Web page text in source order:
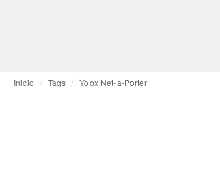
Inicio Tags Yoox Net-a-Porter